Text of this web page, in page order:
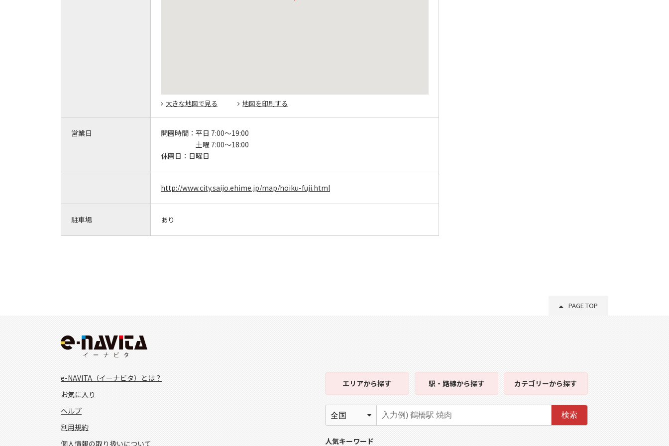
大きな地図で見る 地図を印刷する
営業日 開園時間： 平日 7:00～19:00
土曜 7:00～18:00
休園日： 日曜日
http://www.city.saijo.ehime.jp/map/hoiku-fuji.html
駐車場 あり
PAGE TOP
e-NAVITA（イーナビタ）とは？
お気に入り
ヘルプ
利用規約
個人情報の取り扱いについて
エリアから探す 駅・路線から探す カテゴリーから探す
検索
人気キーワード